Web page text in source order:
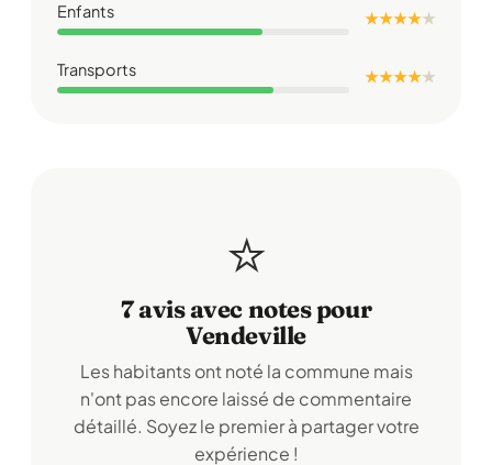
Enfants ★ ★ ★ ★★
Transports ★ ★ ★ ★★
⭐
7 avis avec notes pour
Vendeville
Les habitants ont noté la commune mais
n'ont pas encore laissé de commentaire
détaillé. Soyez le premier à partager votre
expérience !